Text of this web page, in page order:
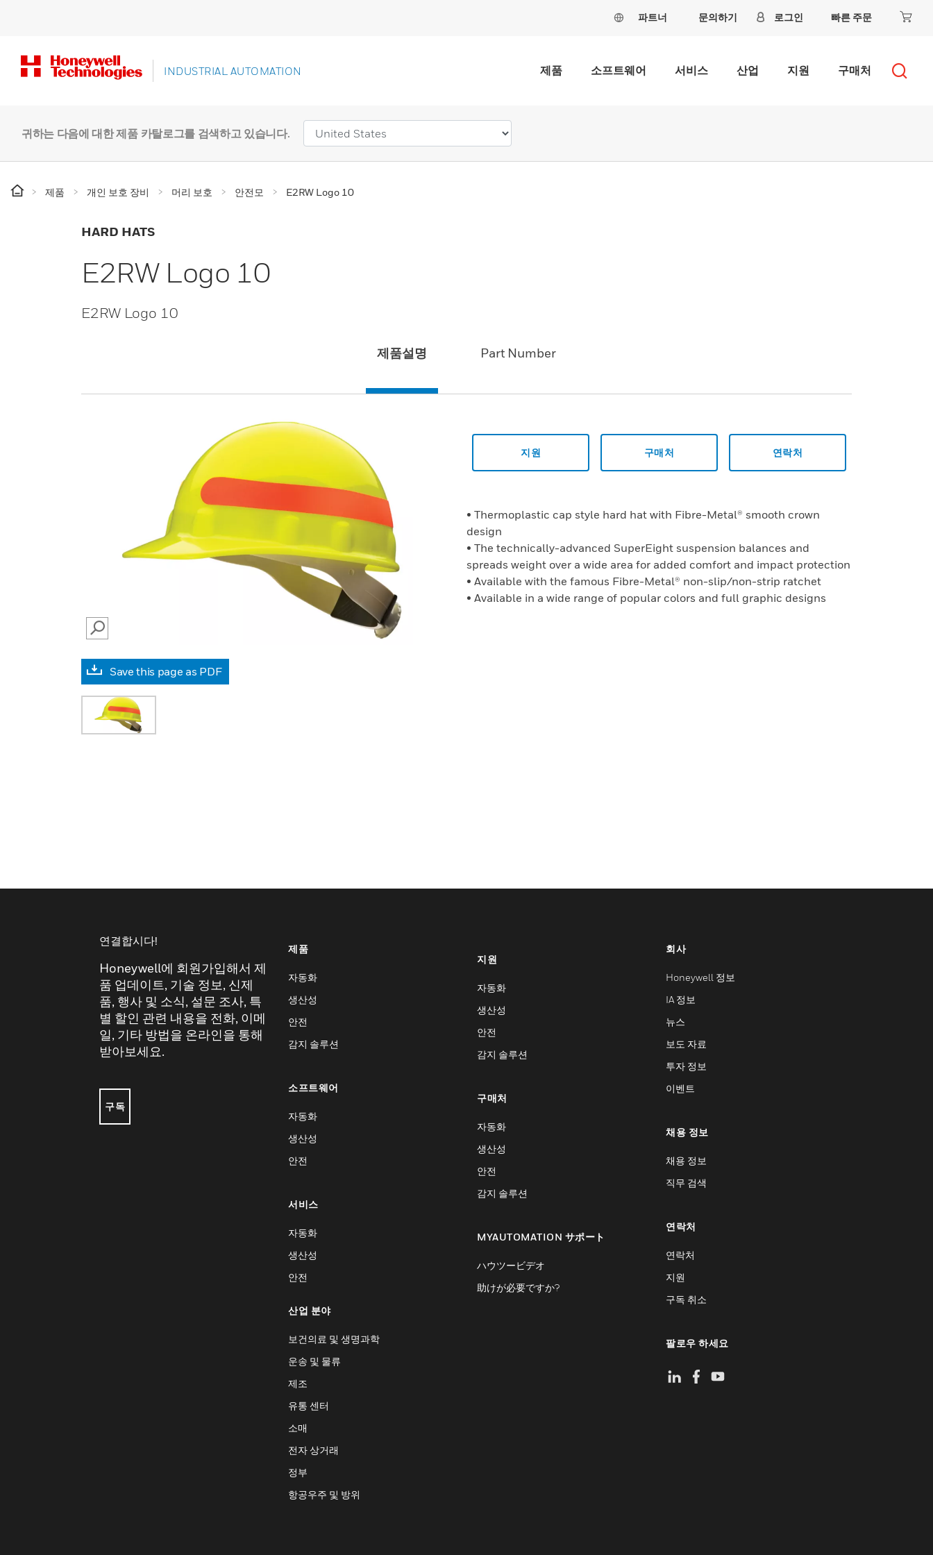
파트너 문의하기 로그인 빠른 주문
INDUSTRIAL AUTOMATION 제품 소프트웨어 서비스 산업 지원 구매처
귀하는 다음에 대한 제품 카탈로그를 검색하고 있습니다.
제품 개인 보호 장비 머리 보호 안전모 E2RW Logo 10
HARD HATS
E2RW Logo 10
E2RW Logo 10
제품설명 Part Number
SEARCH
Save this page as PDF
지원 구매처 연락처
• Thermoplastic cap style hard hat with Fibre-Metal® smooth crown
design
• The technically-advanced SuperEight suspension balances and
spreads weight over a wide area for added comfort and impact protection
• Available with the famous Fibre-Metal® non-slip/non-strip ratchet
• Available in a wide range of popular colors and full graphic designs
연결합시다!
Honeywell에 회원가입해서 제
품 업데이트, 기술 정보, 신제
품, 행사 및 소식, 설문 조사, 특
별 할인 관련 내용을 전화, 이메
일, 기타 방법을 온라인을 통해
받아보세요.
구독
제품
자동화
생산성
안전
감지 솔루션
소프트웨어
자동화
생산성
안전
서비스
자동화
생산성
안전
산업 분야
보건의료 및 생명과학
운송 및 물류
제조
유통 센터
소매
전자 상거래
정부
항공우주 및 방위
지원
자동화
생산성
안전
감지 솔루션
구매처
자동화
생산성
안전
감지 솔루션
MYAUTOMATION サポート
ハウツービデオ
助けが必要ですか?
회사
Honeywell 정보
IA 정보
뉴스
보도 자료
투자 정보
이벤트
채용 정보
채용 정보
직무 검색
연락처
연락처
지원
구독 취소
팔로우 하세요